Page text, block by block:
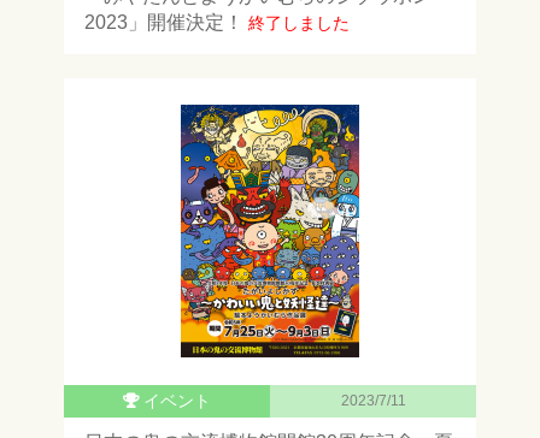
2023」開催決定！
終了しました
イベント 2023/7/11